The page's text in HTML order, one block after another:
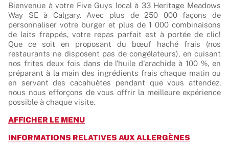
Bienvenue à votre Five Guys local à 33 Heritage Meadows
Way SE à Calgary. Avec plus de 250 000 façons de
personnaliser votre burger et plus de 1 000 combinaisons
de laits frappés, votre repas parfait est à portée de clic!
Que ce soit en proposant du bœuf haché frais (nos
restaurants ne disposent pas de congélateurs), en cuisant
nos frites deux fois dans de l'huile d'arachide à 100 %, en
préparant à la main des ingrédients frais chaque matin ou
en servant des cacahuètes pendant que vous attendez,
nous nous efforçons de vous offrir la meilleure expérience
possible à chaque visite.
AFFICHER LE MENULINK OPENS IN NEW TAB
INFORMATIONS RELATIVES AUX ALLERGÈNES